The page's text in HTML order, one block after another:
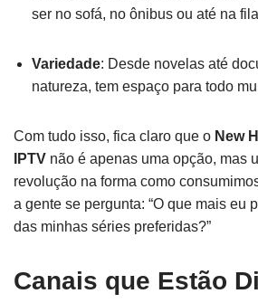
ser no sofá, no ônibus ou até na
Variedade: Desde novelas até
natureza, tem espaço para todo
Com tudo isso, fica claro que o New
IPTV não é apenas uma opção, mas
revolução na forma como
a gente se pergunta: “O que mais eu
das minhas séries preferidas?”
Canais que Estão